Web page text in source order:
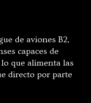
de aviones B2,
capaces de
que alimenta las
directo por parte